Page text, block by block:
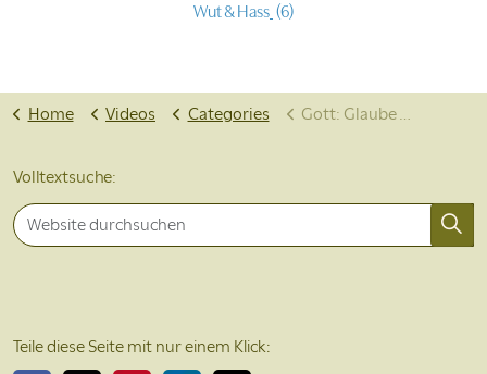
Wut & Hass (6)
Home Videos Categories Gott: Glaube & Zweifel
Volltextsuche:
Teile diese Seite mit nur einem Klick: